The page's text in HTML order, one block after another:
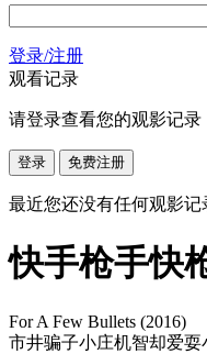
登录/注册
观看记录
请登录查看您的观影记录
登录 免费注册
最近您还没有任何观影记
快手枪手快
For A Few Bullets (2016)
市井骗子小庄机智却爱